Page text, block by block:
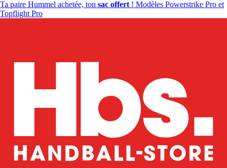
Ta paire Hummel achetée, ton sac offert ! Modèles Powerstrike Pro et
Topflight Pro